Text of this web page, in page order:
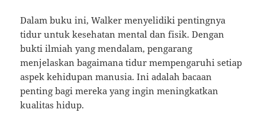
Dalam buku ini, Walker menyelidiki pentingnya
tidur untuk kesehatan mental dan fisik. Dengan
bukti ilmiah yang mendalam, pengarang
menjelaskan bagaimana tidur mempengaruhi setiap
aspek kehidupan manusia. Ini adalah bacaan
penting bagi mereka yang ingin meningkatkan
kualitas hidup.